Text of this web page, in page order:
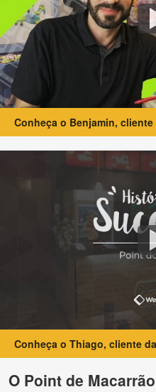
Conheça o Benjamin,
Conheça o Thiago, cliente
O Point de Macarrão